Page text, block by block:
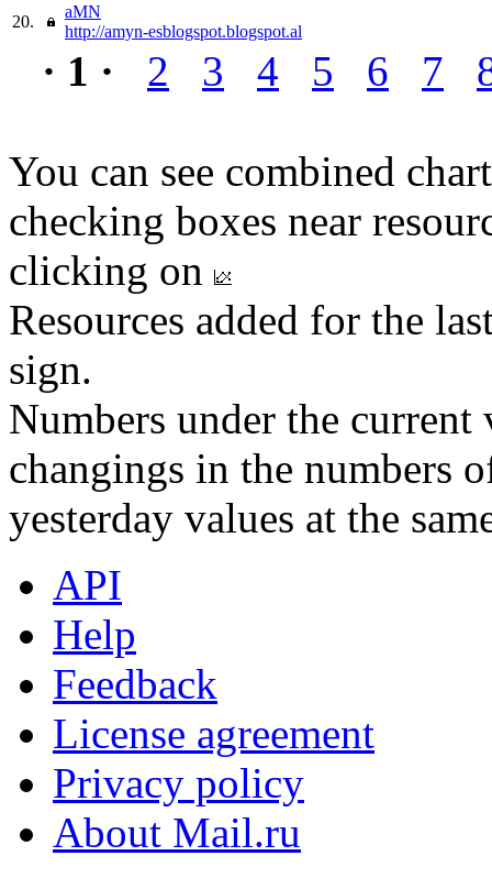
20.
aMN
http://amyn-esblogspot.blogspot.al
· 1 · 2 3 4 5 6 7
You can see combined
checking boxes near
clicking on
Resources added for the
sign.
Numbers under the
changings in the numbers
yesterday values at the
API
Help
Feedback
License agreement
Privacy policy
About Mail.ru